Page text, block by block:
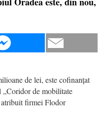
de lei, este cofinanțat
de mobilitate
atribuit firmei Flodor